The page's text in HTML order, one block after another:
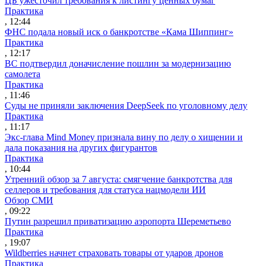
Практика
, 12:44
ФНС подала новый иск о банкротстве «Кама Шиппинг»
Практика
, 12:17
ВС подтвердил доначисление пошлин за модернизацию
самолета
Практика
, 11:46
Суды не приняли заключения DeepSeek по уголовному делу
Практика
, 11:17
Экс-глава Mind Money признала вину по делу о хищении и
дала показания на других фигурантов
Практика
, 10:44
Утренний обзор за 7 августа: смягчение банкротства для
селлеров и требования для статуса нацмодели ИИ
Обзор СМИ
, 09:22
Путин разрешил приватизацию аэропорта Шереметьево
Практика
, 19:07
Wildberries начнет страховать товары от ударов дронов
Практика